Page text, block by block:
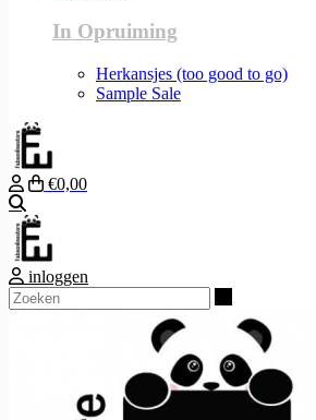
In Opruiming
Herkansjes (too good to go)
Sample Sale
€0,00
inloggen